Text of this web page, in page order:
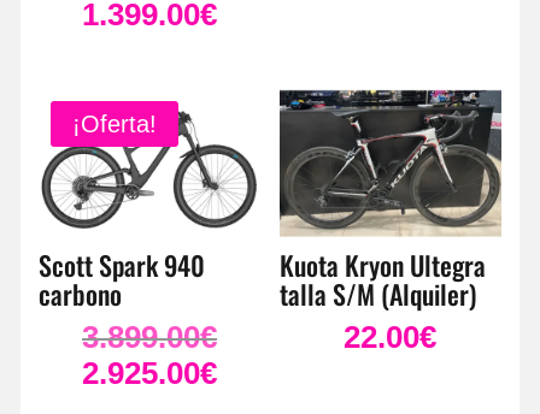
precio
2.040.00€.
1.399.00€El
¡Oferta!
Scott Spark 940
carbono
3.899.00€El
precio
2.925.00€El
Kuota Kryon Ultegra
talla S/M (Alquiler)
22.00€